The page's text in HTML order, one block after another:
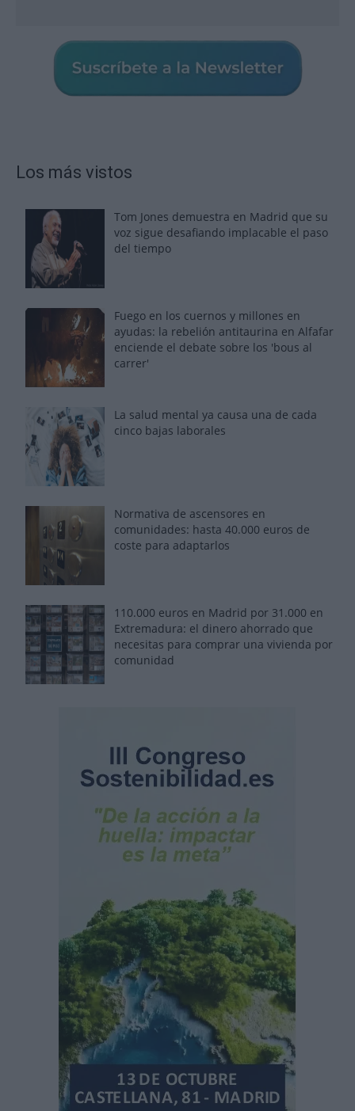
Los más vistos
Tom Jones demuestra en Madrid que su
voz sigue desafiando implacable el paso
del tiempo
Fuego en los cuernos y millones en
ayudas: la rebelión antitaurina en Alfafar
enciende el debate sobre los 'bous al
carrer'
La salud mental ya causa una de cada
cinco bajas laborales
Normativa de ascensores en
comunidades: hasta 40.000 euros de
coste para adaptarlos
110.000 euros en Madrid por 31.000 en
Extremadura: el dinero ahorrado que
necesitas para comprar una vivienda por
comunidad